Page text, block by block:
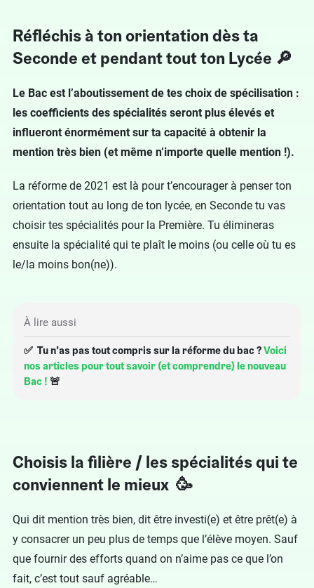
Réfléchis à ton orientation dès ta
Seconde et pendant tout ton Lycée 🔎
Le Bac est l’aboutissement de tes choix de spécilisation :
les coefficients des spécialités seront plus élevés et
influeront énormément sur ta capacité à obtenir la
mention très bien (et même n’importe quelle mention !).
La réforme de 2021 est là pour t’encourager à penser ton
orientation tout au long de ton lycée, en Seconde tu vas
choisir tes spécialités pour la Première. Tu élimineras
ensuite la spécialité qui te plaît le moins (ou celle où tu es
le/la moins bon(ne)).
À lire aussi
✅ Tu n’as pas tout compris sur la réforme du bac ?Voici
nos articles pour tout savoir (et comprendre) le nouveau
Bac ! 🚨
Choisis la filière / les spécialités qui te
conviennent le mieux 🥳
Qui dit mention très bien, dit être investi(e) et être prêt(e) à
y consacrer un peu plus de temps que l’élève moyen. Sauf
que fournir des efforts quand on n’aime pas ce que l’on
fait, c’est tout sauf agréable…